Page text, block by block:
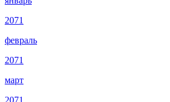
2071
февраль
2071
март
2071